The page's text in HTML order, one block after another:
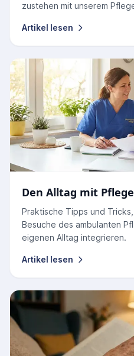
zustehen mit unserem
Artikel lesen
Den Alltag mit
Praktische Tipps und
Besuche des ambulanten
eigenen Alltag integrieren.
Artikel lesen